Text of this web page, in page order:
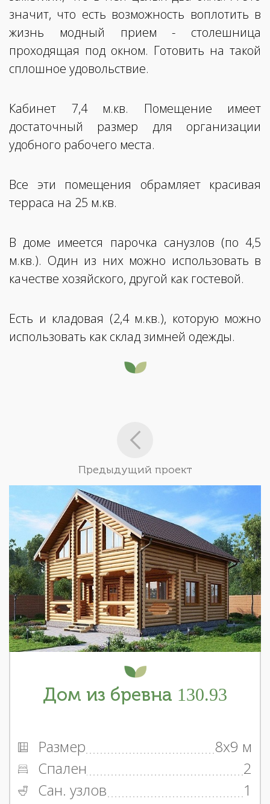
значит, что есть возможность воплотить в
жизнь модный прием - столешница
проходящая под окном. Готовить на такой
сплошное удовольствие.
Кабинет 7,4 м.кв. Помещение имеет
достаточный размер для организации
удобного рабочего места.
Все эти помещения обрамляет красивая
терраса на 25 м.кв.
В доме имеется парочка санузлов (по 4,5
м.кв.). Один из них можно использовать в
качестве хозяйского, другой как гостевой.
Есть и кладовая (2,4 м.кв.), которую можно
использовать как склад зимней одежды.
Предыдущий проект
Дом из бревна 130.93
Размер
8x9 м
Спален
2
Сан. узлов
1